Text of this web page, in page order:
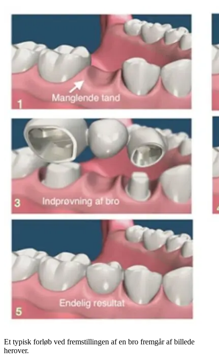
Et typisk forløb ved fremstillingen af en bro fremgår af billede
herover.